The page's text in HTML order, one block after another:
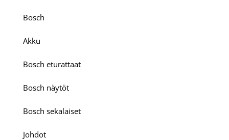
Bosch
Akku
Bosch eturattaat
Bosch näytöt
Bosch sekalaiset
Johdot